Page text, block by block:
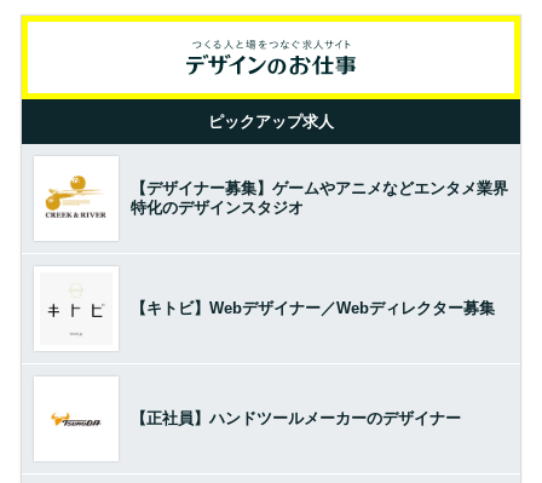
ピックアップ求人
【デザイナー募集】ゲームやアニメなどエンタメ業界
特化のデザインスタジオ
【キトビ】Webデザイナー／Webディレクター募集
【正社員】ハンドツールメーカーのデザイナー